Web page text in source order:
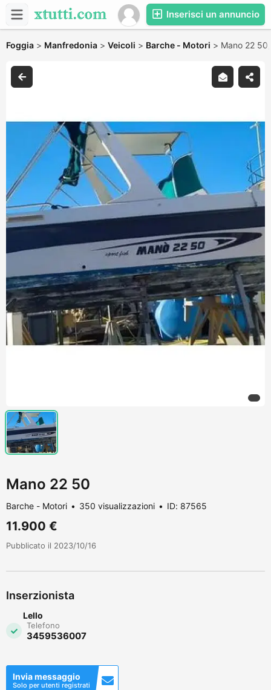
Inserisci un annuncio
Foggia > Manfredonia > Veicoli > Barche - Motori > Mano 22
Mano 22 50
Barche - Motori 350 visualizzazioni ID: 87565
11.900 €
Pubblicato il 2023/10/16
Inserzionista
Lello
Telefono
3459536007
Invia messaggio
Solo per utenti registrati